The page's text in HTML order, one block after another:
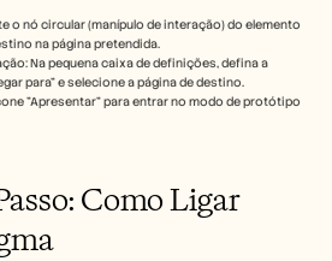
o nó circular (manípulo de interação) do elemento
na página pretendida.
Na pequena caixa de definições, defina a
para" e selecione a página de destino.
"Apresentar" para entrar no modo de protótipo
Como Ligar